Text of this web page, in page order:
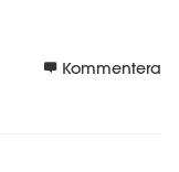
Kommentera